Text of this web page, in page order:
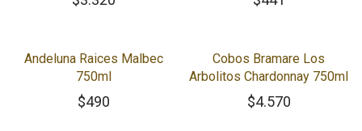
Andeluna Raices Malbec
750ml
$490
Cobos Bramare Los
Arbolitos Chardonnay 750ml
$4.570